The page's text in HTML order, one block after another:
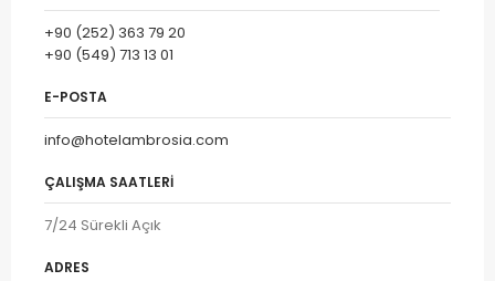
+90 (252) 363 79 20
+90 (549) 713 13 01
E-POSTA
info@hotelambrosia.com
ÇALIŞMA SAATLERI
7/24 Sürekli Açık
ADRES